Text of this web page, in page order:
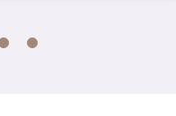
4 5